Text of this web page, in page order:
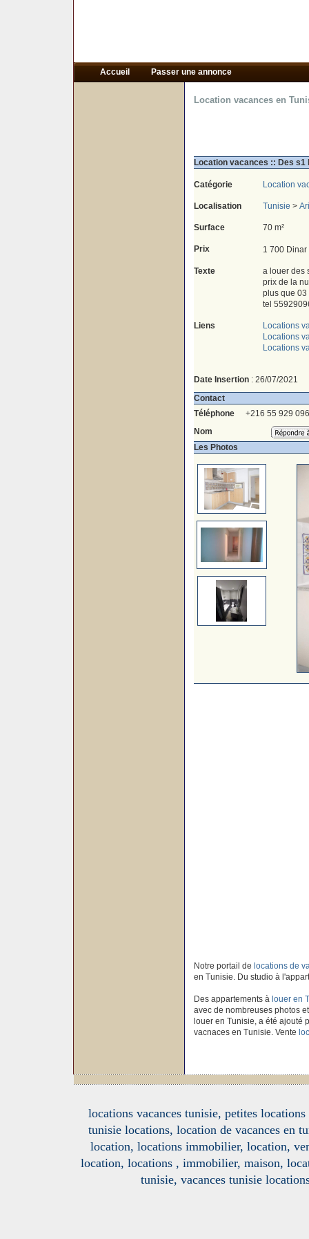
Accueil Passer une annonce
Location vacances en
Location vacances :: Des
Catégorie Location
Localisation Tunisie >
Surface 70 m²
Prix 1 700
Texte
a louer des
prix de la
plus que 03
tel
Liens
Locations
Locations
Locations
Date Insertion: 26/07/2021
Contact
Téléphone
+216 55 929 096
Nom
Les Photos
Notre portail de locations de
en Tunisie. Du studio à
Des appartements à louer en
avec de nombreuses photos
louer en Tunisie, a été ajouté
vacnaces en Tunisie. Vente
locations vacances tunisie, petites
tunisie locations, location de vacances en
location, locations immobilier, location,
location, locations , immobilier, maison,
tunisie, vacances tunisie